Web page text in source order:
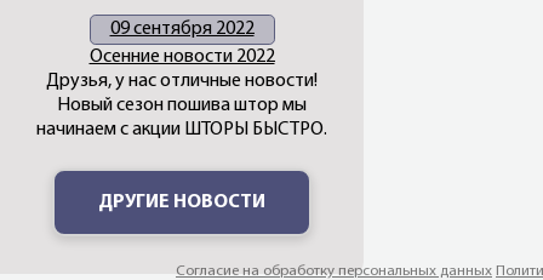
09 сентября 2022
Осенние новости 2022
Друзья, у нас отличные новости!
Новый сезон пошива штор мы
начинаем с акции ШТОРЫ БЫСТРО.
ДРУГИЕ НОВОСТИ
Согласие на обработку персональных данных